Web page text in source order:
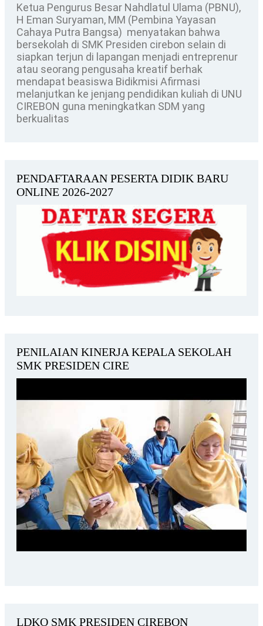
Ketua Pengurus Besar Nahdlatul Ulama (PBNU),
H Eman Suryaman, MM (Pembina Yayasan
Cahaya Putra Bangsa) menyatakan bahwa
bersekolah di SMK Presiden cirebon selain di
siapkan terjun di lapangan menjadi entreprenur
atau seorang pengusaha kreatif berhak
mendapat beasiswa Bidikmisi Afirmasi
melanjutkan ke jenjang pendidikan kuliah di UNU
CIREBON guna meningkatkan SDM yang
berkualitas
PENDAFTARAAN PESERTA DIDIK BARU
ONLINE 2026-2027
PENILAIAN KINERJA KEPALA SEKOLAH
SMK PRESIDEN CIRE
LDKO SMK PRESIDEN CIREBON